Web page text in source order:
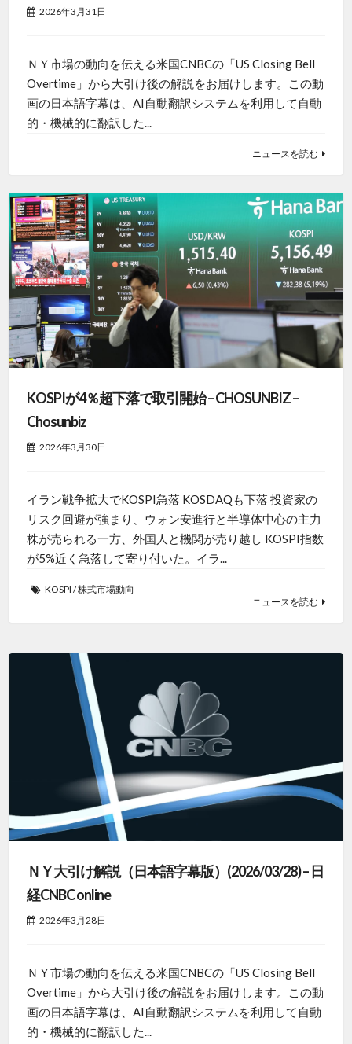
2026年3月31日
ＮＹ市場の動向を伝える米国CNBCの「US Closing Bell
Overtime」から大引け後の解説をお届けします。この動
画の日本語字幕は、AI自動翻訳システムを利用して自動
的・機械的に翻訳した...
ニュースを読む
KOSPIが4％超下落で取引開始 – CHOSUNBIZ –
Chosunbiz
2026年3月30日
イラン戦争拡大でKOSPI急落 KOSDAQも下落 投資家の
リスク回避が強まり、ウォン安進行と半導体中心の主力
株が売られる一方、外国人と機関が売り越し KOSPI指数
が5%近く急落して寄り付いた。イラ...
KOSPI /株式市場動向
ニュースを読む
ＮＹ大引け解説（日本語字幕版）(2026/03/28) – 日
経CNBC online
2026年3月28日
ＮＹ市場の動向を伝える米国CNBCの「US Closing Bell
Overtime」から大引け後の解説をお届けします。この動
画の日本語字幕は、AI自動翻訳システムを利用して自動
的・機械的に翻訳した...